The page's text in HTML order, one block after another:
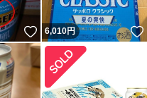
いいね！
6,010円